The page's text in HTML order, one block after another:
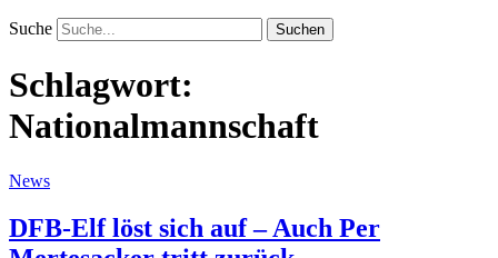
Suche
Schlagwort:
Nationalmannschaft
News
DFB-Elf löst sich auf – Auch Per